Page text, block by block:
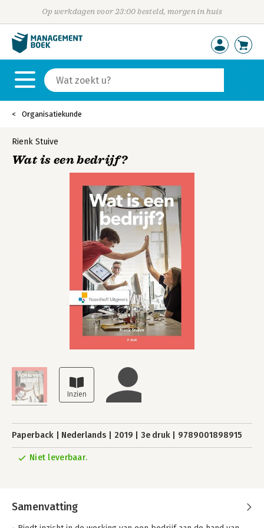
Op werkdagen voor 23:00 besteld, morgen in huis
Organisatiekunde
Rienk Stuive
Wat is een bedrijf?
Paperback Nederlands 2019 3e druk 9789001898915
Niet leverbaar.
Samenvatting